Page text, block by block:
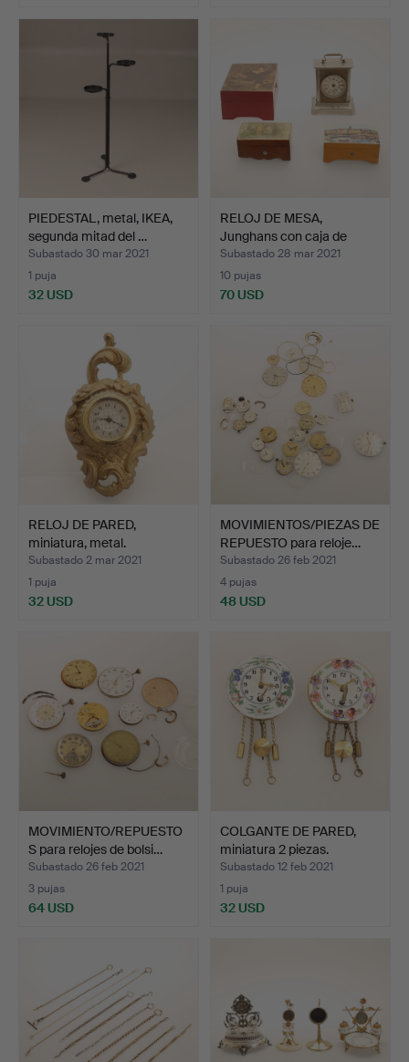
PIEDESTAL, metal, IKEA,
segunda mitad del …
Subastado 30 mar 2021
1 puja
32 USD
RELOJ DE MESA,
Junghans con caja de
música…
Subastado 28 mar 2021
10 pujas
70 USD
RELOJ DE PARED,
miniatura, metal.
Subastado 2 mar 2021
1 puja
32 USD
MOVIMIENTOS/PIEZAS DE
REPUESTO para reloje…
Subastado 26 feb 2021
4 pujas
48 USD
MOVIMIENTO/REPUESTO
S para relojes de bolsi…
Subastado 26 feb 2021
3 pujas
64 USD
COLGANTE DE PARED,
miniatura 2 piezas.
Subastado 12 feb 2021
1 puja
32 USD